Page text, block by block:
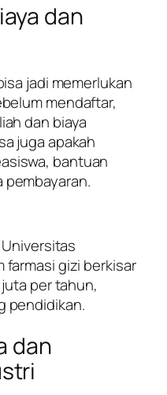
dan
jadi memerlukan
mendaftar,
dan biaya
juga apakah
bantuan
farmasi gizi berkisar
per tahun,
pendidikan.
dan